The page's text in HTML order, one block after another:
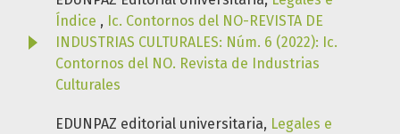
Índice , Ic. Contornos del NO-REVISTA DE
INDUSTRIAS CULTURALES: Núm. 6 (2022): Ic.
Contornos del NO. Revista de Industrias
Culturales
EDUNPAZ editorial universitaria, Legales e